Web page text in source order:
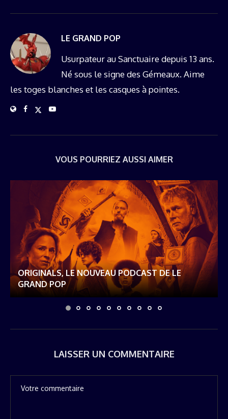
LE GRAND POP
Usurpateur au Sanctuaire depuis 13 ans.
Né sous le signe des Gémeaux. Aime
les toges blanches et les casques à pointes.
VOUS POURRIEZ AUSSI AIMER
ORIGINALS, LE NOUVEAU PODCAST DE LE
GRAND POP
LAISSER UN COMMENTAIRE